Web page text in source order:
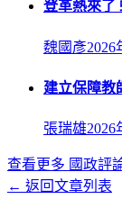
登革熱來了
魏國彥2026
建立保障教
張瑞雄2026
查看更多 國政評
← 返回文章列表